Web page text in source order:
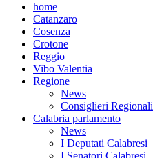
home
Catanzaro
Cosenza
Crotone
Reggio
Vibo Valentia
Regione
News
Consiglieri Regionali
Calabria parlamento
News
I Deputati Calabresi
I Senatori Calabresi